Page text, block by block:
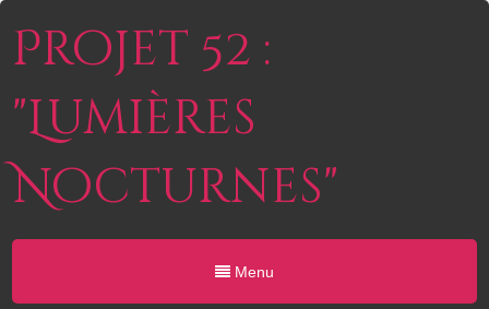
Projet 52 :
"Lumières
Nocturnes"
Menu